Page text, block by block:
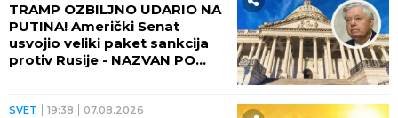
TRAMP OZBILJNO UDARIO NA
PUTINA! Američki Senat
usvojio veliki paket sankcija
protiv Rusije - NAZVAN PO
SVET 19:38 07.08.2026